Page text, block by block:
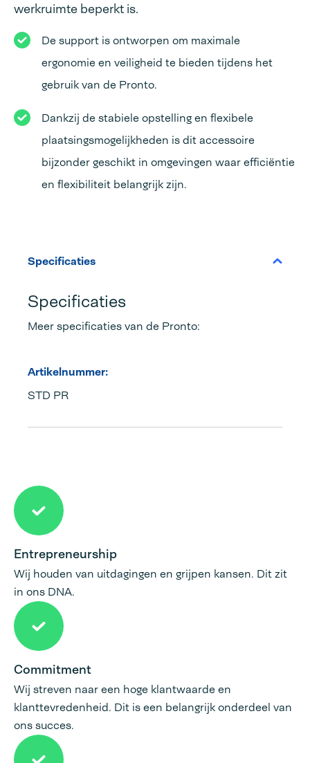
werkruimte beperkt is.
De support is ontworpen om maximale
ergonomie en veiligheid te bieden tijdens het
gebruik van de Pronto.
Dankzij de stabiele opstelling en flexibele
plaatsingsmogelijkheden is dit accessoire
bijzonder geschikt in omgevingen waar efficiëntie
en flexibiliteit belangrijk zijn.
Specificaties
Specificaties
Meer specificaties van de Pronto:
Artikelnummer:
STD PR
Entrepreneurship
Wij houden van uitdagingen en grijpen kansen. Dit zit
in ons DNA.
Commitment
Wij streven naar een hoge klantwaarde en
klanttevredenheid. Dit is een belangrijk onderdeel van
ons succes.